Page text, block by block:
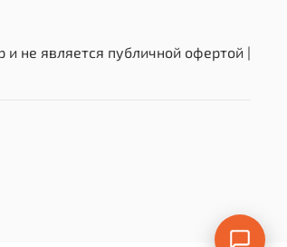
не является публичной офертой |